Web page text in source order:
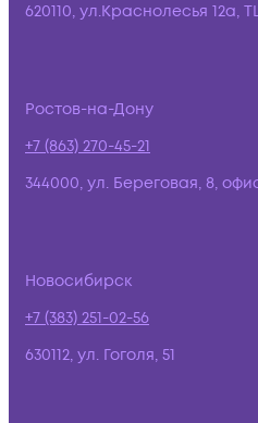
620110, ул.Краснолесья 12а,
Ростов-на-Дону
+7 (863) 270-45-21
344000, ул. Береговая, 8,
Новосибирск
+7 (383) 251-02-56
630112, ул. Гоголя, 51